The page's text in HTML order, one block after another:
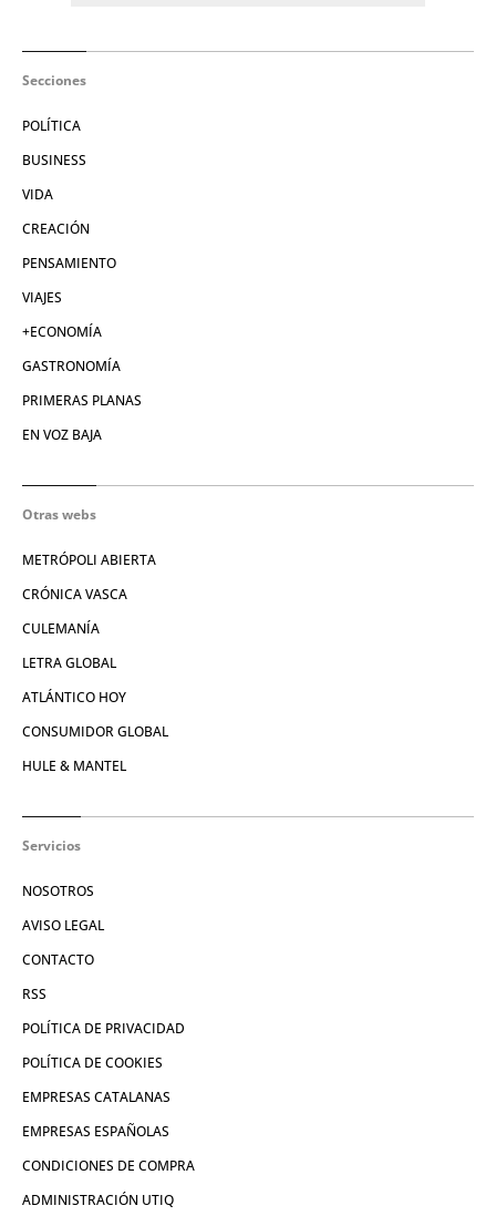
Secciones
POLÍTICA
BUSINESS
VIDA
CREACIÓN
PENSAMIENTO
VIAJES
+ECONOMÍA
GASTRONOMÍA
PRIMERAS PLANAS
EN VOZ BAJA
Otras webs
METRÓPOLI ABIERTA
CRÓNICA VASCA
CULEMANÍA
LETRA GLOBAL
ATLÁNTICO HOY
CONSUMIDOR GLOBAL
HULE & MANTEL
Servicios
NOSOTROS
AVISO LEGAL
CONTACTO
RSS
POLÍTICA DE PRIVACIDAD
POLÍTICA DE COOKIES
EMPRESAS CATALANAS
EMPRESAS ESPAÑOLAS
CONDICIONES DE COMPRA
ADMINISTRACIÓN UTIQ